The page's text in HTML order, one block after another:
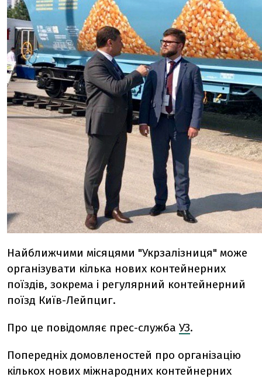
Найближчими місяцями "Укрзалізниця" може
організувати кілька нових контейнерних
поїздів, зокрема і регулярний контейнерний
поїзд Київ-Лейпциг.
Про це повідомляє прес-служба УЗ.
Попередніх домовленостей про організацію
кількох нових міжнародних контейнерних